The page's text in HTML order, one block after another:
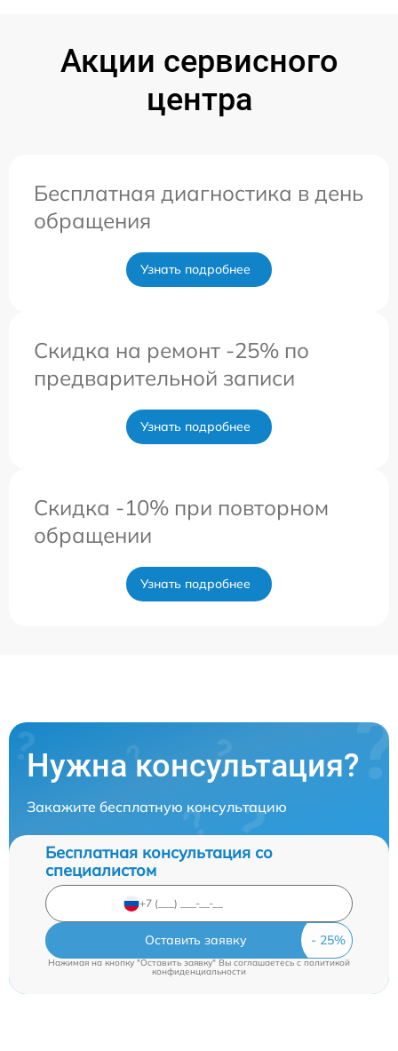
Акции сервисного
центра
Бесплатная диагностика в день
обращения
Узнать подробнее
Скидка на ремонт -25% по
предварительной записи
Узнать подробнее
Скидка -10% при повторном
обращении
Узнать подробнее
Нужна консультация?
Закажите бесплатную консультацию
Бесплатная консультация со
специалистом
Оставить заявку
Нажимая на кнопку "Оставить заявку" Вы соглашаетесь cполитикой
конфиденциальности